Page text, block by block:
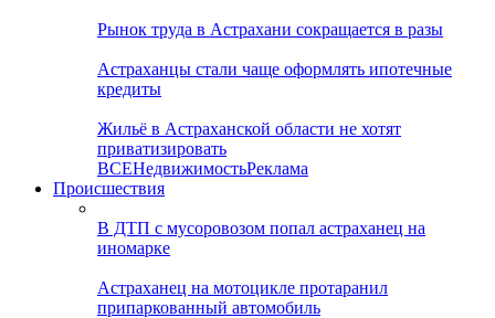
Рынок труда в Астрахани сокращается в разы
Астраханцы стали чаще оформлять ипотечные
кредиты
Жильё в Астраханской области не хотят
приватизировать
ВСЕНедвижимостьРеклама
Происшествия
В ДТП с мусоровозом попал астраханец на
иномарке
Астраханец на мотоцикле протаранил
припаркованный автомобиль